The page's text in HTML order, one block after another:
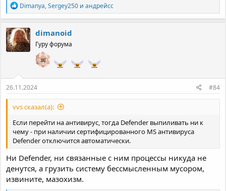
Р
е
а
к
ц
и
и
Dimanya,Sergey250 иандрейcc
dimanoid
Гуру форума
26.11.2024 #84
vvs сказал(а):
Если перейти на антивирус, тогда Defender выпиливать ни к
чему - при наличии сертифицированного MS антивируса
Defender отключится автоматически.
Ни Defender, ни связанные с ним процессы никуда не
денутся, а грузить систему бессмысленным мусором,
извините, мазохизм.